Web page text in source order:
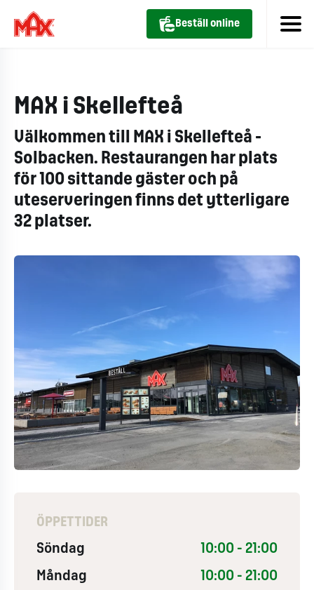
Beställ online
MAX i Skellefteå
Välkommen till MAX i Skellefteå -
Solbacken. Restaurangen har plats
för 100 sittande gäster och på
uteserveringen finns det ytterligare
32 platser.
ÖPPETTIDER
Söndag 10:00 - 21:00
Måndag 10:00 - 21:00